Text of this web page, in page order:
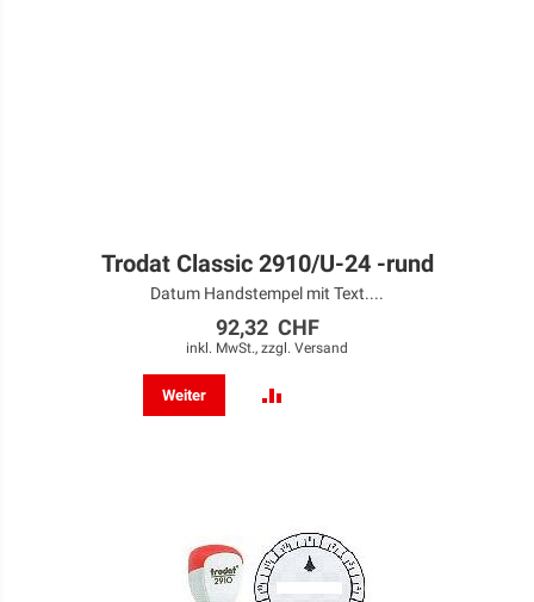
Trodat Classic 2910/U-24 -rund
Datum Handstempel mit Text....
92,32 CHF
inkl. MwSt., zzgl. Versand
Weiter